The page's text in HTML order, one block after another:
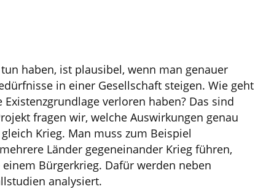
haben, ist plausibel, wenn man genauer
in einer Gesellschaft steigen. Wie geht
verloren haben? Das sind
fragen wir, welche Auswirkungen genau
Krieg. Man muss zum Beispiel
Länder gegeneinander Krieg führen,
Bürgerkrieg. Dafür werden neben
analysiert.